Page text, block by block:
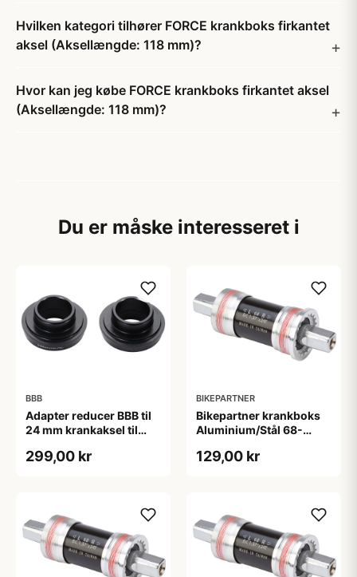
Hvilken kategori tilhører FORCE krankboks firkantet
aksel (Aksellængde: 118 mm)?
Hvor kan jeg købe FORCE krankboks firkantet aksel
(Aksellængde: 118 mm)?
Du er måske interesseret i
BBB
Adapter reducer BBB til
24 mm krankaksel til
299,00 kr
BIKEPARTNER
Bikepartner krankboks
Aluminium/Stål 68-
129,00 kr